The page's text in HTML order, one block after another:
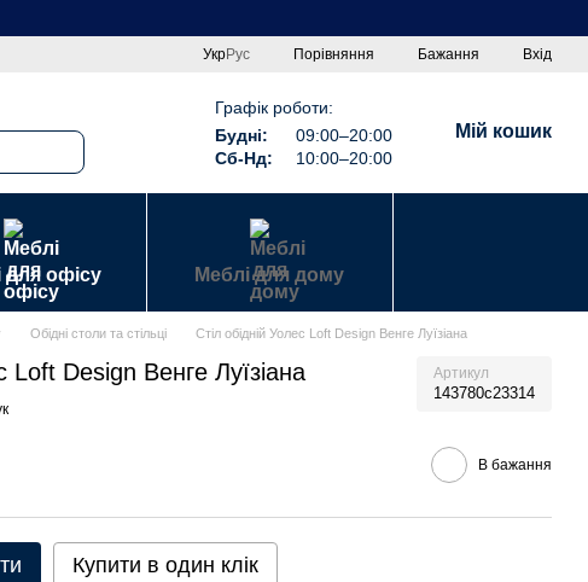
УкрРус Порівняння Бажання Вхід
Графік роботи:
Будні:
09:00–20:00
Сб-Нд:
10:00–20:00
Мій кошик
для офісу Меблі для дому
Обідні столи та стільці Стіл обідній Уолес Loft Design Венге Луїзіана
Loft Design Венге Луїзіана Артикул
143780c23314
В бажання
Купити в один клік